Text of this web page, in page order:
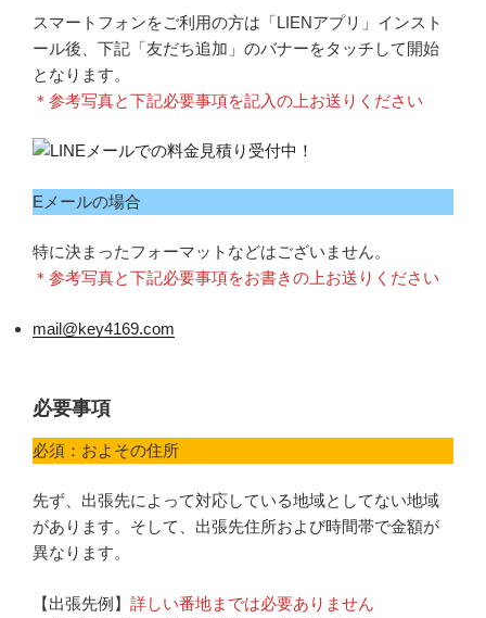
スマートフォンをご利用の方は「LIENアプリ」インスト
ール後、下記「友だち追加」のバナーをタッチして開始
となります。
＊参考写真と下記必要事項を記入の上お送りください
Eメールの場合
特に決まったフォーマットなどはございません。
＊参考写真と下記必要事項をお書きの上お送りください
mail@key4169.com
必要事項
必須：およその住所
先ず、出張先によって対応している地域としてない地域
があります。そして、出張先住所および時間帯で金額が
異なります。
【出張先例】 詳しい番地までは必要ありません